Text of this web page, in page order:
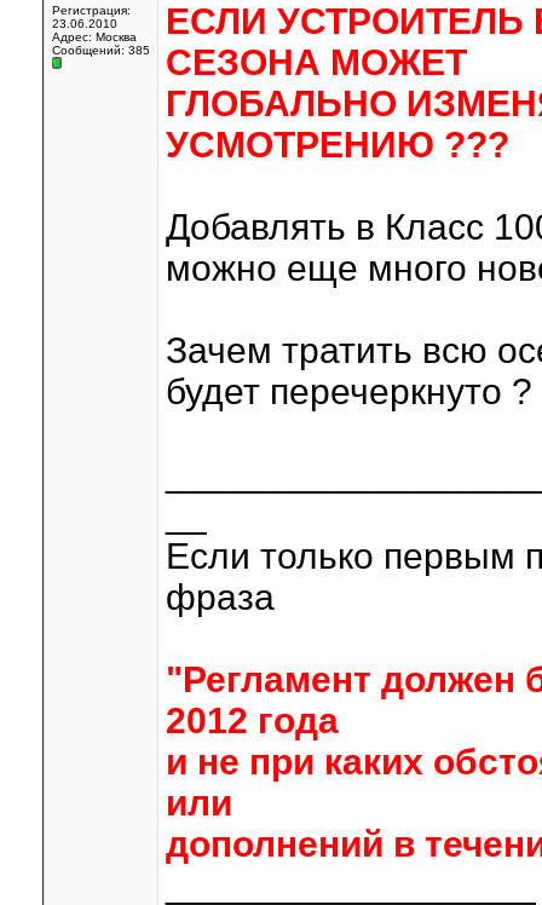
Регистрация:
23.06.2010
Адрес: Москва
Сообщений: 385
ЕСЛИ
СЕЗОНА МОЖЕТ
ГЛОБАЛЬНО
УСМОТРЕНИЮ ???
Добавлять в Класс
можно еще много
Зачем тратить всю
будет перечеркнуто ?
Если только первым
фраза
"Регламент должен
2012 года
и не при каких
или
дополнений в